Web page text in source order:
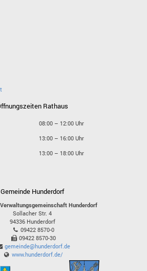
Rathaus
08:00 – 12:00 Uhr
13:00 – 16:00 Uhr
13:00 – 18:00 Uhr
Gemeinde Hunderdorf
Hunderdorf
Sollacher Str. 4
94336 Hunderdorf
09422 8570-0
09422 8570-30
gemeinde@hunderdorf.de
www.hunderdorf.de/